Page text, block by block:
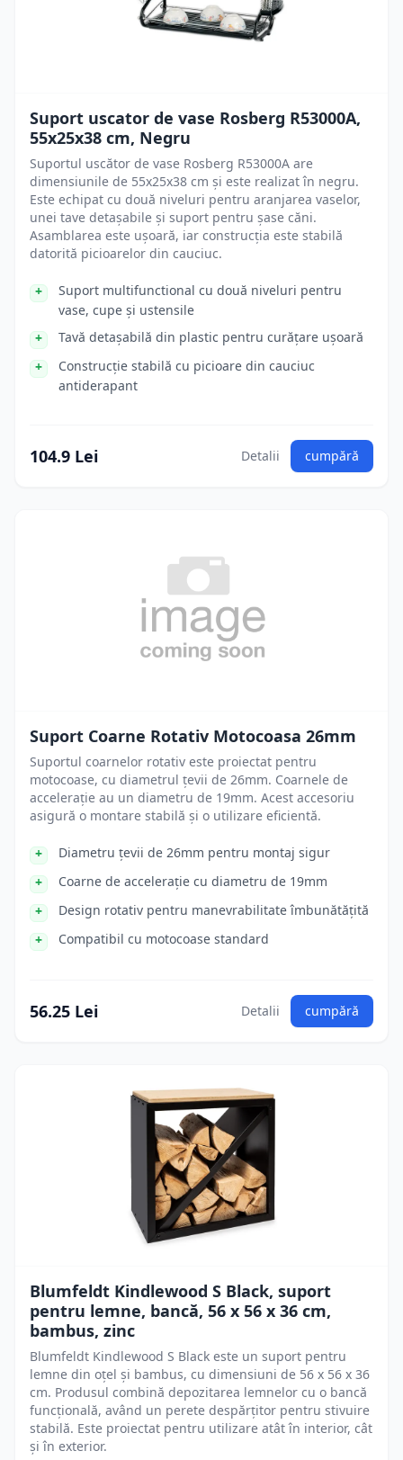
Suport uscator de vase Rosberg R53000A,
55x25x38 cm, Negru
Suportul uscător de vase Rosberg R53000A are
dimensiunile de 55x25x38 cm și este realizat în negru.
Este echipat cu două niveluri pentru aranjarea vaselor,
unei tave detașabile și suport pentru șase căni.
Asamblarea este ușoară, iar construcția este stabilă
datorită picioarelor din cauciuc.
Suport multifunctional cu două niveluri pentru
vase, cupe și ustensile
Tavă detașabilă din plastic pentru curățare ușoară
Construcție stabilă cu picioare din cauciuc
antiderapant
104.9 Lei Detalii cumpără
Suport Coarne Rotativ Motocoasa 26mm
Suportul coarnelor rotativ este proiectat pentru
motocoase, cu diametrul țevii de 26mm. Coarnele de
accelerație au un diametru de 19mm. Acest accesoriu
asigură o montare stabilă și o utilizare eficientă.
Diametru țevii de 26mm pentru montaj sigur
Coarne de accelerație cu diametru de 19mm
Design rotativ pentru manevrabilitate îmbunătățită
Compatibil cu motocoase standard
56.25 Lei Detalii cumpără
Blumfeldt Kindlewood S Black, suport
pentru lemne, bancă, 56 x 56 x 36 cm,
bambus, zinc
Blumfeldt Kindlewood S Black este un suport pentru
lemne din oțel și bambus, cu dimensiuni de 56 x 56 x 36
cm. Produsul combină depozitarea lemnelor cu o bancă
funcțională, având un perete despărțitor pentru stivuire
stabilă. Este proiectat pentru utilizare atât în interior, cât
și în exterior.